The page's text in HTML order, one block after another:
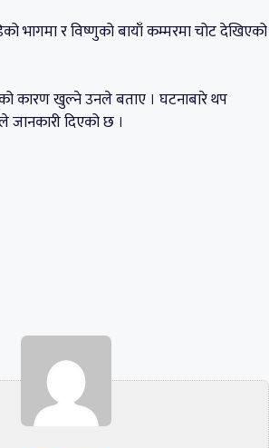
भागमा र विष्णुको बायाँ कम्मरमा चोट देखिएको
कारण खुल्ने उनले बताए । घटनाबारे थप
जानकारी दिएको छ ।